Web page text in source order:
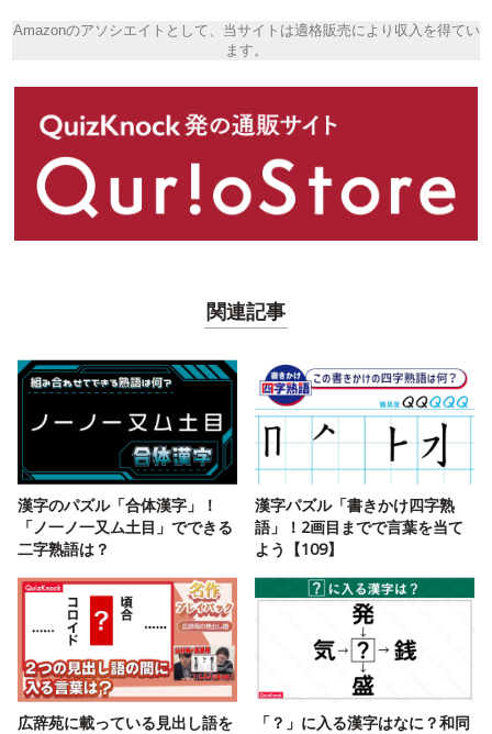
Amazonのアソシエイトとして、当サイトは適格販売により収入を得てい
ます。
関連記事
漢字のパズル「合体漢字」！
「ノ一ノ一又ム土目」でできる
二字熟語は？
漢字パズル「書きかけ四字熟
語」！2画目までで言葉を当て
よう【109】
広辞苑に載っている見出し語を
「？」に入る漢字はなに？和同